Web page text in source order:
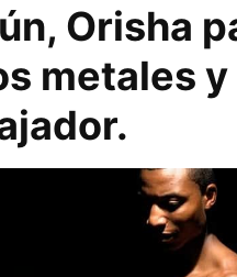
Orisha
metales